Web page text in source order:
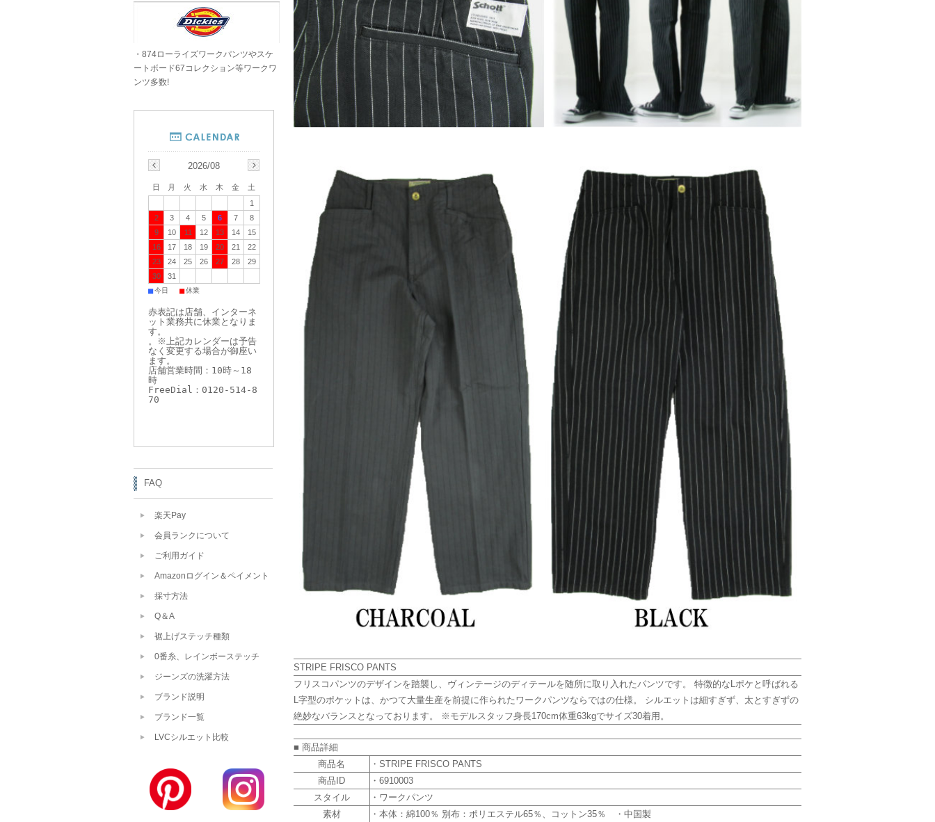
STRIPE FRISCO PANTS
フリスコパンツのデザインを踏襲し、ヴィンテージのディテールを随所に取り入れたパンツです。 特徴的なLポケと呼ばれる
L字型のポケットは、かつて大量生産を前提に作られたワークパンツならではの仕様。 シルエットは細すぎず、太とすぎずの
絶妙なバランスとなっております。 ※モデルスタッフ身長170cm体重63kgでサイズ30着用。
■ 商品詳細
商品名
・STRIPE FRISCO PANTS
商品ID
・6910003
スタイル
・ワークパンツ
素材
・本体：綿100％ 別布：ポリエステル65％、コットン35％ ・中国製
・874ローライズワークパンツやスケ
ートボード67コレクション等ワークワ
ンツ多数!
2026/08
日 月 火 水 木 金
土
1
2
3 4 5 6 7
8
9
10 11 12 13 14
15
16
17 18 19 20 21
22
23
24 25 26 27 28
29
30
31
■今日 ■休業
赤表記は店舗、インターネ
ット業務共に休業となりま
す。
。※上記カレンダーは予告
なく変更する場合が御座い
ます。
店舗営業時間：10時～18
時
FreeDial：0120-514-8
70
FAQ
楽天Pay
会員ランクについて
ご利用ガイド
Amazonログイン＆ペイメント
採寸方法
Q＆A
裾上げステッチ種類
0番糸、レインボーステッチ
ジーンズの洗濯方法
ブランド説明
ブランド一覧
LVCシルエット比較